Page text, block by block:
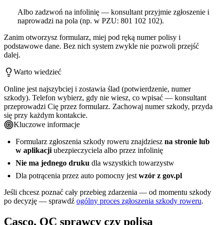
Albo zadzwoń na infolinię — konsultant przyjmie zgłoszenie i
naprowadzi na pola (np. w PZU: 801 102 102).
Zanim otworzysz formularz, miej pod ręką numer polisy i
podstawowe dane. Bez nich system zwykle nie pozwoli przejść
dalej.
Warto wiedzieć
Online jest najszybciej i zostawia ślad (potwierdzenie, numer
szkody). Telefon wybierz, gdy nie wiesz, co wpisać — konsultant
przeprowadzi Cię przez formularz. Zachowaj numer szkody, przyda
się przy każdym kontakcie.
Kluczowe informacje
Formularz zgłoszenia szkody roweru znajdziesz na stronie lub
w aplikacji ubezpieczyciela albo przez infolinię
Nie ma jednego druku dla wszystkich towarzystw
Dla potrącenia przez auto pomocny jest wzór z gov.pl
Jeśli chcesz poznać cały przebieg zdarzenia — od momentu szkody
po decyzję — sprawdź ogólny proces zgłoszenia szkody roweru.
Casco, OC sprawcy czy polisa